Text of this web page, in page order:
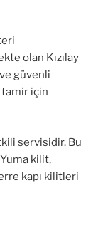
olan Kızılay
güvenli
için
servisidir. Bu
kilit,
kapı kilitleri